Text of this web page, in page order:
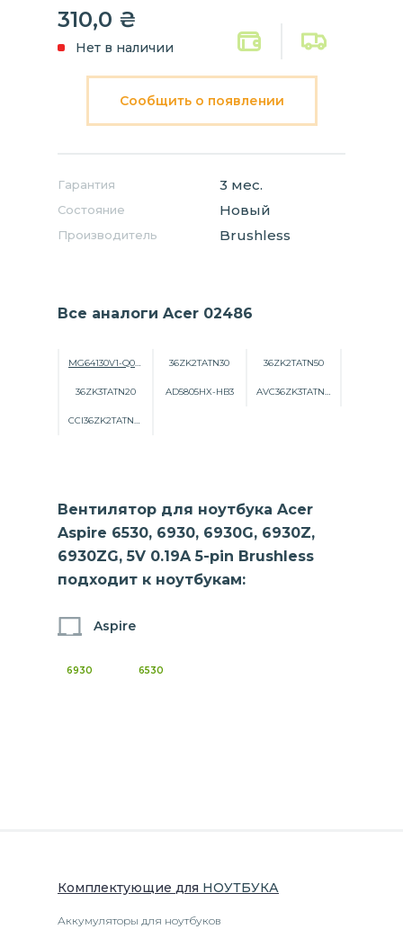
310,0 ₴
Нет в наличии
Сообщить о появлении
Гарантия 3 мес.
Состояние Новый
Производитель Brushless
Все аналоги Acer 02486
MG64130V1-Q000-G99 36ZK2TATN30 36ZK2TATN50
36ZK3TATN20 AD5805HX-HB3 AVC36ZK3TATN20
CCI36ZK2TATN50
Вентилятор для ноутбука Acer
Aspire 6530, 6930, 6930G, 6930Z,
6930ZG, 5V 0.19A 5-pin Brushless
подходит к ноутбукам:
Aspire
6930 6530
Комплектующие для НОУТБУКА
Аккумуляторы для ноутбуков